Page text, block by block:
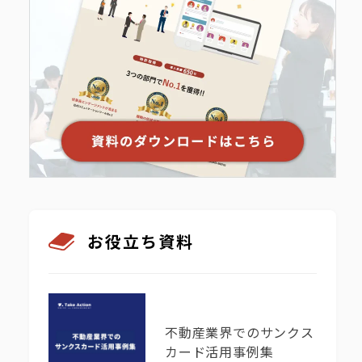
お役立ち資料
不動産業界でのサンクス
カード活用事例集